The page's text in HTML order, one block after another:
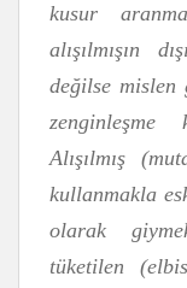
kusur
alışılmışın
değilse mislen
Alışılmış
kullanmakla
olarak
tüketilen